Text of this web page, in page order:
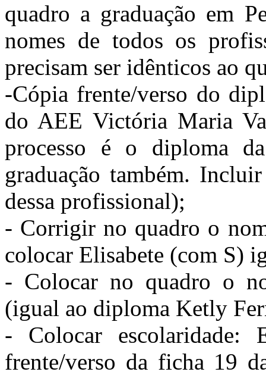
quadro a graduação em
nomes de todos os
precisam ser idênticos ao
-Cópia frente/verso do
do AEE Victória Maria
processo é o diploma da
graduação também.
dessa profissional);
- Corrigir no quadro o
colocar Elisabete (com S)
- Colocar no quadro o
(igual ao diploma Ketly
- Colocar escolaridade:
frente/verso da ficha 19